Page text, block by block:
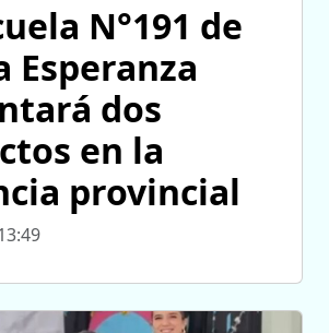
N°191 de
Esperanza
dos
en la
provincial